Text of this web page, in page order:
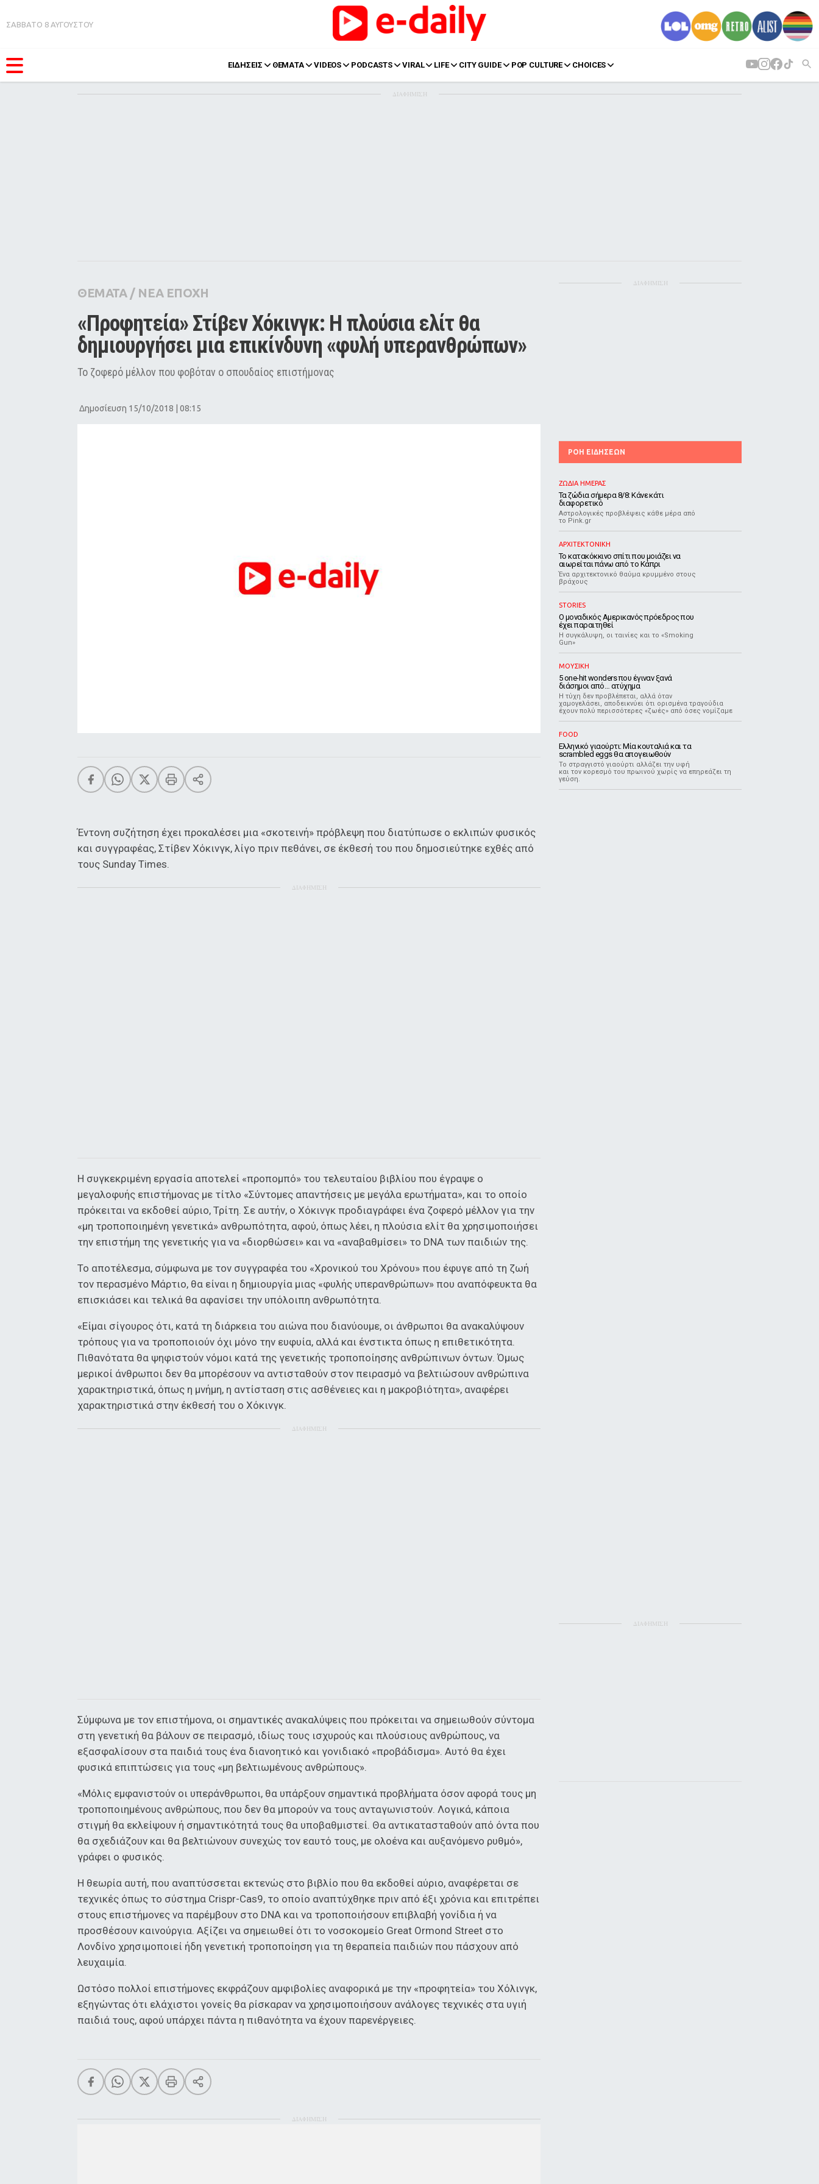
ΣΑΒΒΑΤΟ 8 ΑΥΓΟΥΣΤΟΥ
ΕΙΔΗΣΕΙΣ ΘΕΜΑΤΑ VIDEOS PODCASTS VIRAL LIFE CITY GUIDE POP CULTURE CHOICES
Pop Culture
Agenda
ΔΙΑΦΗΜΙΣΗ
ΘΕΜΑΤΑ/ ΝΕΑ ΕΠΟΧΗ
«Προφητεία» Στίβεν Χόκινγκ: Η πλούσια ελίτ θα
δημιουργήσει μια επικίνδυνη «φυλή υπερανθρώπων»
Το ζοφερό μέλλον που φοβόταν ο σπουδαίος επιστήμονας
Δημοσίευση 15/10/2018 | 08:15
Έντονη συζήτηση έχει προκαλέσει μια «σκοτεινή» πρόβλεψη που διατύπωσε ο εκλιπών φυσικός
και συγγραφέας, Στίβεν Χόκινγκ, λίγο πριν πεθάνει, σε έκθεσή του που δημοσιεύτηκε εχθές από
τους Sunday Times.
ΔΙΑΦΗΜΙΣΗ
Η συγκεκριμένη εργασία αποτελεί «προπομπό» του τελευταίου βιβλίου που έγραψε ο
μεγαλοφυής επιστήμονας με τίτλο «Σύντομες απαντήσεις με μεγάλα ερωτήματα», και το οποίο
πρόκειται να εκδοθεί αύριο, Τρίτη. Σε αυτήν, ο Χόκινγκ προδιαγράφει ένα ζοφερό μέλλον για την
«μη τροποποιημένη γενετικά» ανθρωπότητα, αφού, όπως λέει, η πλούσια ελίτ θα χρησιμοποιήσει
την επιστήμη της γενετικής για να «διορθώσει» και να «αναβαθμίσει» το DNA των παιδιών της.
Το αποτέλεσμα, σύμφωνα με τον συγγραφέα του «Χρονικού του Χρόνου» που έφυγε από τη ζωή
τον περασμένο Μάρτιο, θα είναι η δημιουργία μιας «φυλής υπερανθρώπων» που αναπόφευκτα θα
επισκιάσει και τελικά θα αφανίσει την υπόλοιπη ανθρωπότητα.
«Είμαι σίγουρος ότι, κατά τη διάρκεια του αιώνα που διανύουμε, οι άνθρωποι θα ανακαλύψουν
τρόπους για να τροποποιούν όχι μόνο την ευφυία, αλλά και ένστικτα όπως η επιθετικότητα.
Πιθανότατα θα ψηφιστούν νόμοι κατά της γενετικής τροποποίησης ανθρώπινων όντων. Όμως
μερικοί άνθρωποι δεν θα μπορέσουν να αντισταθούν στον πειρασμό να βελτιώσουν ανθρώπινα
χαρακτηριστικά, όπως η μνήμη, η αντίσταση στις ασθένειες και η μακροβιότητα», αναφέρει
χαρακτηριστικά στην έκθεσή του ο Χόκινγκ.
ΔΙΑΦΗΜΙΣΗ
Σύμφωνα με τον επιστήμονα, οι σημαντικές ανακαλύψεις που πρόκειται να σημειωθούν σύντομα
στη γενετική θα βάλουν σε πειρασμό, ιδίως τους ισχυρούς και πλούσιους ανθρώπους, να
εξασφαλίσουν στα παιδιά τους ένα διανοητικό και γονιδιακό «προβάδισμα». Αυτό θα έχει
φυσικά επιπτώσεις για τους «μη βελτιωμένους ανθρώπους».
«Μόλις εμφανιστούν οι υπεράνθρωποι, θα υπάρξουν σημαντικά προβλήματα όσον αφορά τους μη
τροποποιημένους ανθρώπους, που δεν θα μπορούν να τους ανταγωνιστούν. Λογικά, κάποια
στιγμή θα εκλείψουν ή σημαντικότητά τους θα υποβαθμιστεί. Θα αντικατασταθούν από όντα που
θα σχεδιάζουν και θα βελτιώνουν συνεχώς τον εαυτό τους, με ολοένα και αυξανόμενο ρυθμό»,
γράφει ο φυσικός.
Η θεωρία αυτή, που αναπτύσσεται εκτενώς στο βιβλίο που θα εκδοθεί αύριο, αναφέρεται σε
τεχνικές όπως το σύστημα Crispr-Cas9, το οποίο αναπτύχθηκε πριν από έξι χρόνια και επιτρέπει
στους επιστήμονες να παρέμβουν στο DNA και να τροποποιήσουν επιβλαβή γονίδια ή να
προσθέσουν καινούργια. Αξίζει να σημειωθεί ότι το νοσοκομείο Great Ormond Street στο
Λονδίνο χρησιμοποιεί ήδη γενετική τροποποίηση για τη θεραπεία παιδιών που πάσχουν από
λευχαιμία.
Ωστόσο πολλοί επιστήμονες εκφράζουν αμφιβολίες αναφορικά με την «προφητεία» του Χόλινγκ,
εξηγώντας ότι ελάχιστοι γονείς θα ρίσκαραν να χρησιμοποιήσουν ανάλογες τεχνικές στα υγιή
παιδιά τους, αφού υπάρχει πάντα η πιθανότητα να έχουν παρενέργειες.
ΔΙΑΦΗΜΙΣΗ
ΔΙΑΦΗΜΙΣΗ
ΡΟΗ ΕΙΔΗΣΕΩΝ
ΖΩΔΙΑ ΗΜΕΡΑΣ
Τα ζώδια σήμερα 8/8: Κάνε κάτι
διαφορετικό
Αστρολογικές προβλέψεις κάθε μέρα από
το Pink.gr
ΑΡΧΙΤΕΚΤΟΝΙΚΗ
Το κατακόκκινο σπίτι που μοιάζει να
αιωρείται πάνω από το Κάπρι
Ένα αρχιτεκτονικό θαύμα κρυμμένο στους
βράχους
STORIES
Ο μοναδικός Αμερικανός πρόεδρος που
έχει παραιτηθεί
Η συγκάλυψη, οι ταινίες και το «Smoking
Gun»
ΜΟΥΣΙΚΗ
5 one-hit wonders που έγιναν ξανά
διάσημοι από… ατύχημα
Η τύχη δεν προβλέπεται, αλλά όταν
χαμογελάσει, αποδεικνύει ότι ορισμένα τραγούδια
έχουν πολύ περισσότερες «ζωές» από όσες νομίζαμε
FOOD
Ελληνικό γιαούρτι: Μία κουταλιά και τα
scrambled eggs θα απογειωθούν
Το στραγγιστό γιαούρτι αλλάζει την υφή
και τον κορεσμό του πρωινού χωρίς να επηρεάζει τη
γεύση.
ΔΙΑΦΗΜΙΣΗ